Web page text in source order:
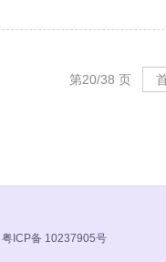
第20/38 页
粤ICP备 10237905号